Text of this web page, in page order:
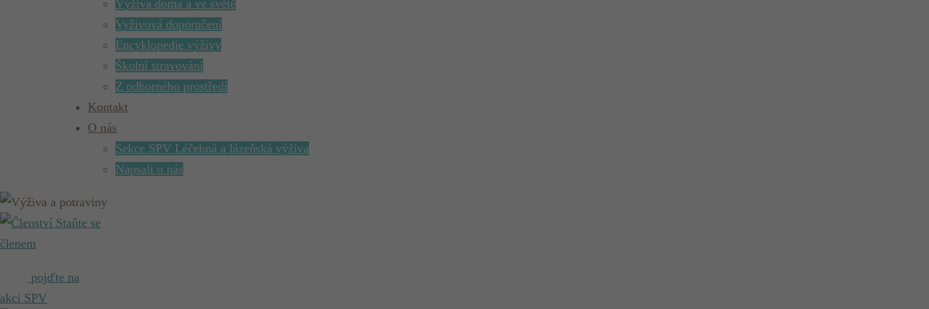
Výživa doma a ve světě
Vyživová doporučení
Encyklopedie výživy
Školní stravování
Z odborného prostředí
Kontakt
O nás
Sekce SPV Léčebná a lázeňská výživa
Napsali o nás
Staňte se
členem
pojďte na
akci SPV